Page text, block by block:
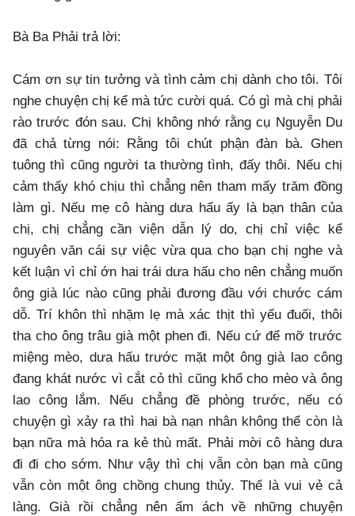
Bà Ba Phải trả lời:
Cám ơn sự tin tưởng và tình cảm chị dành cho tôi. Tôi
nghe chuyện chị kể mà tức cười quá. Có gì mà chị phải
rào trước đón sau. Chị không nhớ rằng cụ Nguyễn Du
đã chả từng nói: Rằng tôi chút phận đàn bà. Ghen
tuông thì cũng người ta thường tình, đấy thôi. Nếu chị
cảm thấy khó chịu thì chẳng nên tham mấy trăm đồng
làm gì. Nếu mẹ cô hàng dưa hấu ấy là bạn thân của
chị, chị chẳng cần viện dẫn lý do, chị chỉ việc kể
nguyên văn cái sự việc vừa qua cho bạn chị nghe và
kết luận vì chỉ ớn hai trái dưa hấu cho nên chẳng muốn
ông già lúc nào cũng phải đương đầu với chước cám
dỗ. Trí khôn thì nhặm lẹ mà xác thịt thì yếu đuối, thôi
tha cho ông trâu già một phen đi. Nếu cứ để mỡ trước
miệng mèo, dưa hấu trước mặt một ông già lao công
đang khát nước vì cắt cỏ thì cũng khổ cho mèo và ông
lao công lắm. Nếu chẳng đề phòng trước, nếu có
chuyện gì xảy ra thì hai bà nạn nhân không thể còn là
bạn nữa mà hóa ra kẻ thù mất. Phải mời cô hàng dưa
đi đi cho sớm. Như vậy thì chị vẫn còn bạn mà cũng
vẫn còn một ông chồng chung thủy. Thế là vui vẻ cả
làng. Già rồi chẳng nên ấm ách về những chuyện